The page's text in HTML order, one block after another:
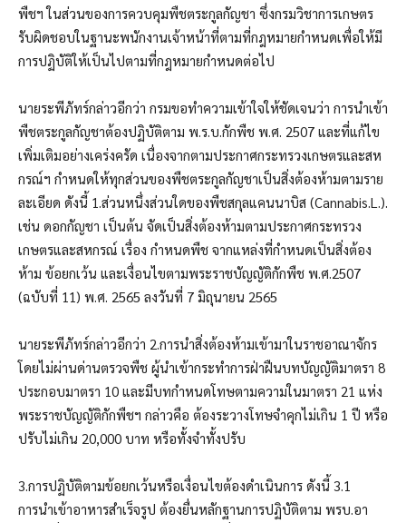
พืชฯ ในส่วนของการควบคุมพืชตระกูลกัญชา ซึ่งกรมวิชาการเกษตร
รับผิดชอบในฐานะพนักงานเจ้าหน้าที่ตามที่กฎหมายกำหนดเพื่อให้มี
การปฏิบัติให้เป็นไปตามที่กฎหมายกำหนดต่อไป
นายระพีภัทร์กล่าวอีกว่า กรมขอทำความเข้าใจให้ชัดเจนว่า การนำเข้า
พืชตระกูลกัญชาต้องปฏิบัติตาม พ.ร.บ.กักพืช พ.ศ. 2507 และที่แก้ไข
เพิ่มเติมอย่างเคร่งครัด เนื่องจากตามประกาศกระทรวงเกษตรและสห
กรณ์ฯ กำหนดให้ทุกส่วนของพืชตระกูลกัญชาเป็นสิ่งต้องห้ามตามราย
ละเอียด ดังนี้ 1.ส่วนหนึ่งส่วนใดของพืชสกุลแคนนาบิส (Cannabis.L.).
เช่น ดอกกัญชา เป็นต้น จัดเป็นสิ่งต้องห้ามตามประกาศกระทรวง
เกษตรและสหกรณ์ เรื่อง กำหนดพืช จากแหล่งที่กำหนดเป็นสิ่งต้อง
ห้าม ข้อยกเว้น และเงื่อนไขตามพระราชบัญญัติกักพืช พ.ศ.2507
(ฉบับที่ 11) พ.ศ. 2565 ลงวันที่ 7 มิถุนายน 2565
นายระพีภัทร์กล่าวอีกว่า 2.การนำสิ่งต้องห้ามเข้ามาในราชอาณาจักร
โดยไม่ผ่านด่านตรวจพืช ผู้นำเข้ากระทำการฝ่าฝืนบทบัญญัติมาตรา 8
ประกอบมาตรา 10 และมีบทกำหนดโทษตามความในมาตรา 21 แห่ง
พระราชบัญญัติกักพืชฯ กล่าวคือ ต้องระวางโทษจำคุกไม่เกิน 1 ปี หรือ
ปรับไม่เกิน 20,000 บาท หรือทั้งจำทั้งปรับ
3.การปฏิบัติตามข้อยกเว้นหรือเงื่อนไขต้องดำเนินการ ดังนี้ 3.1
การนำเข้าอาหารสำเร็จรูป ต้องยื่นหลักฐานการปฏิบัติตาม พรบ.อา